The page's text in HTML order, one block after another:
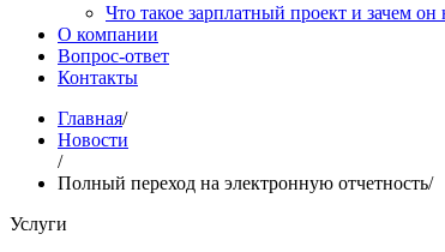
Что такое зарплатный проект и зачем он
О компании
Вопрос-ответ
Контакты
Главная/
Новости
/
Полный переход на электронную отчетность/
Услуги